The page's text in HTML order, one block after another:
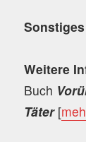
Weitere
Buch
Täter[